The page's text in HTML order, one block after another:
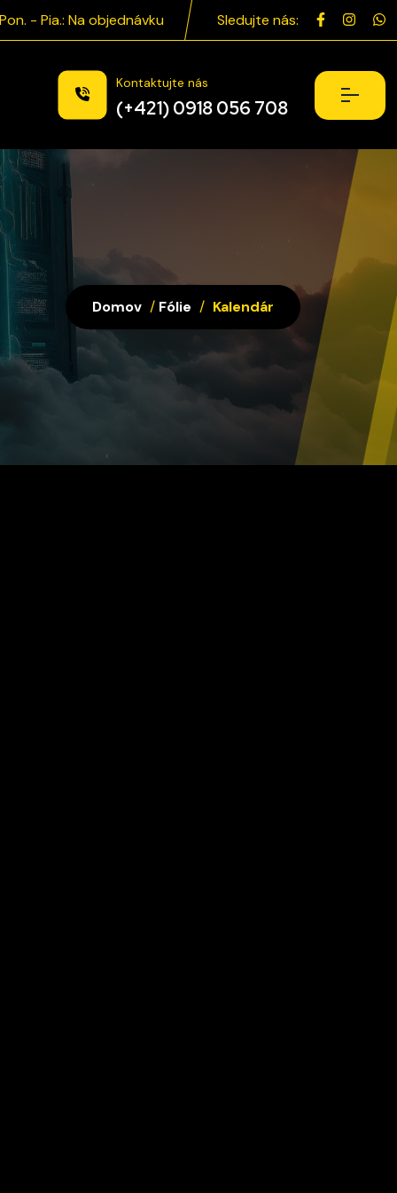
- Pia.: Na objednávku Sledujte nás:
Kontaktujte nás
(+421) 0918 056 708
Domov / Fólie / Kalendár